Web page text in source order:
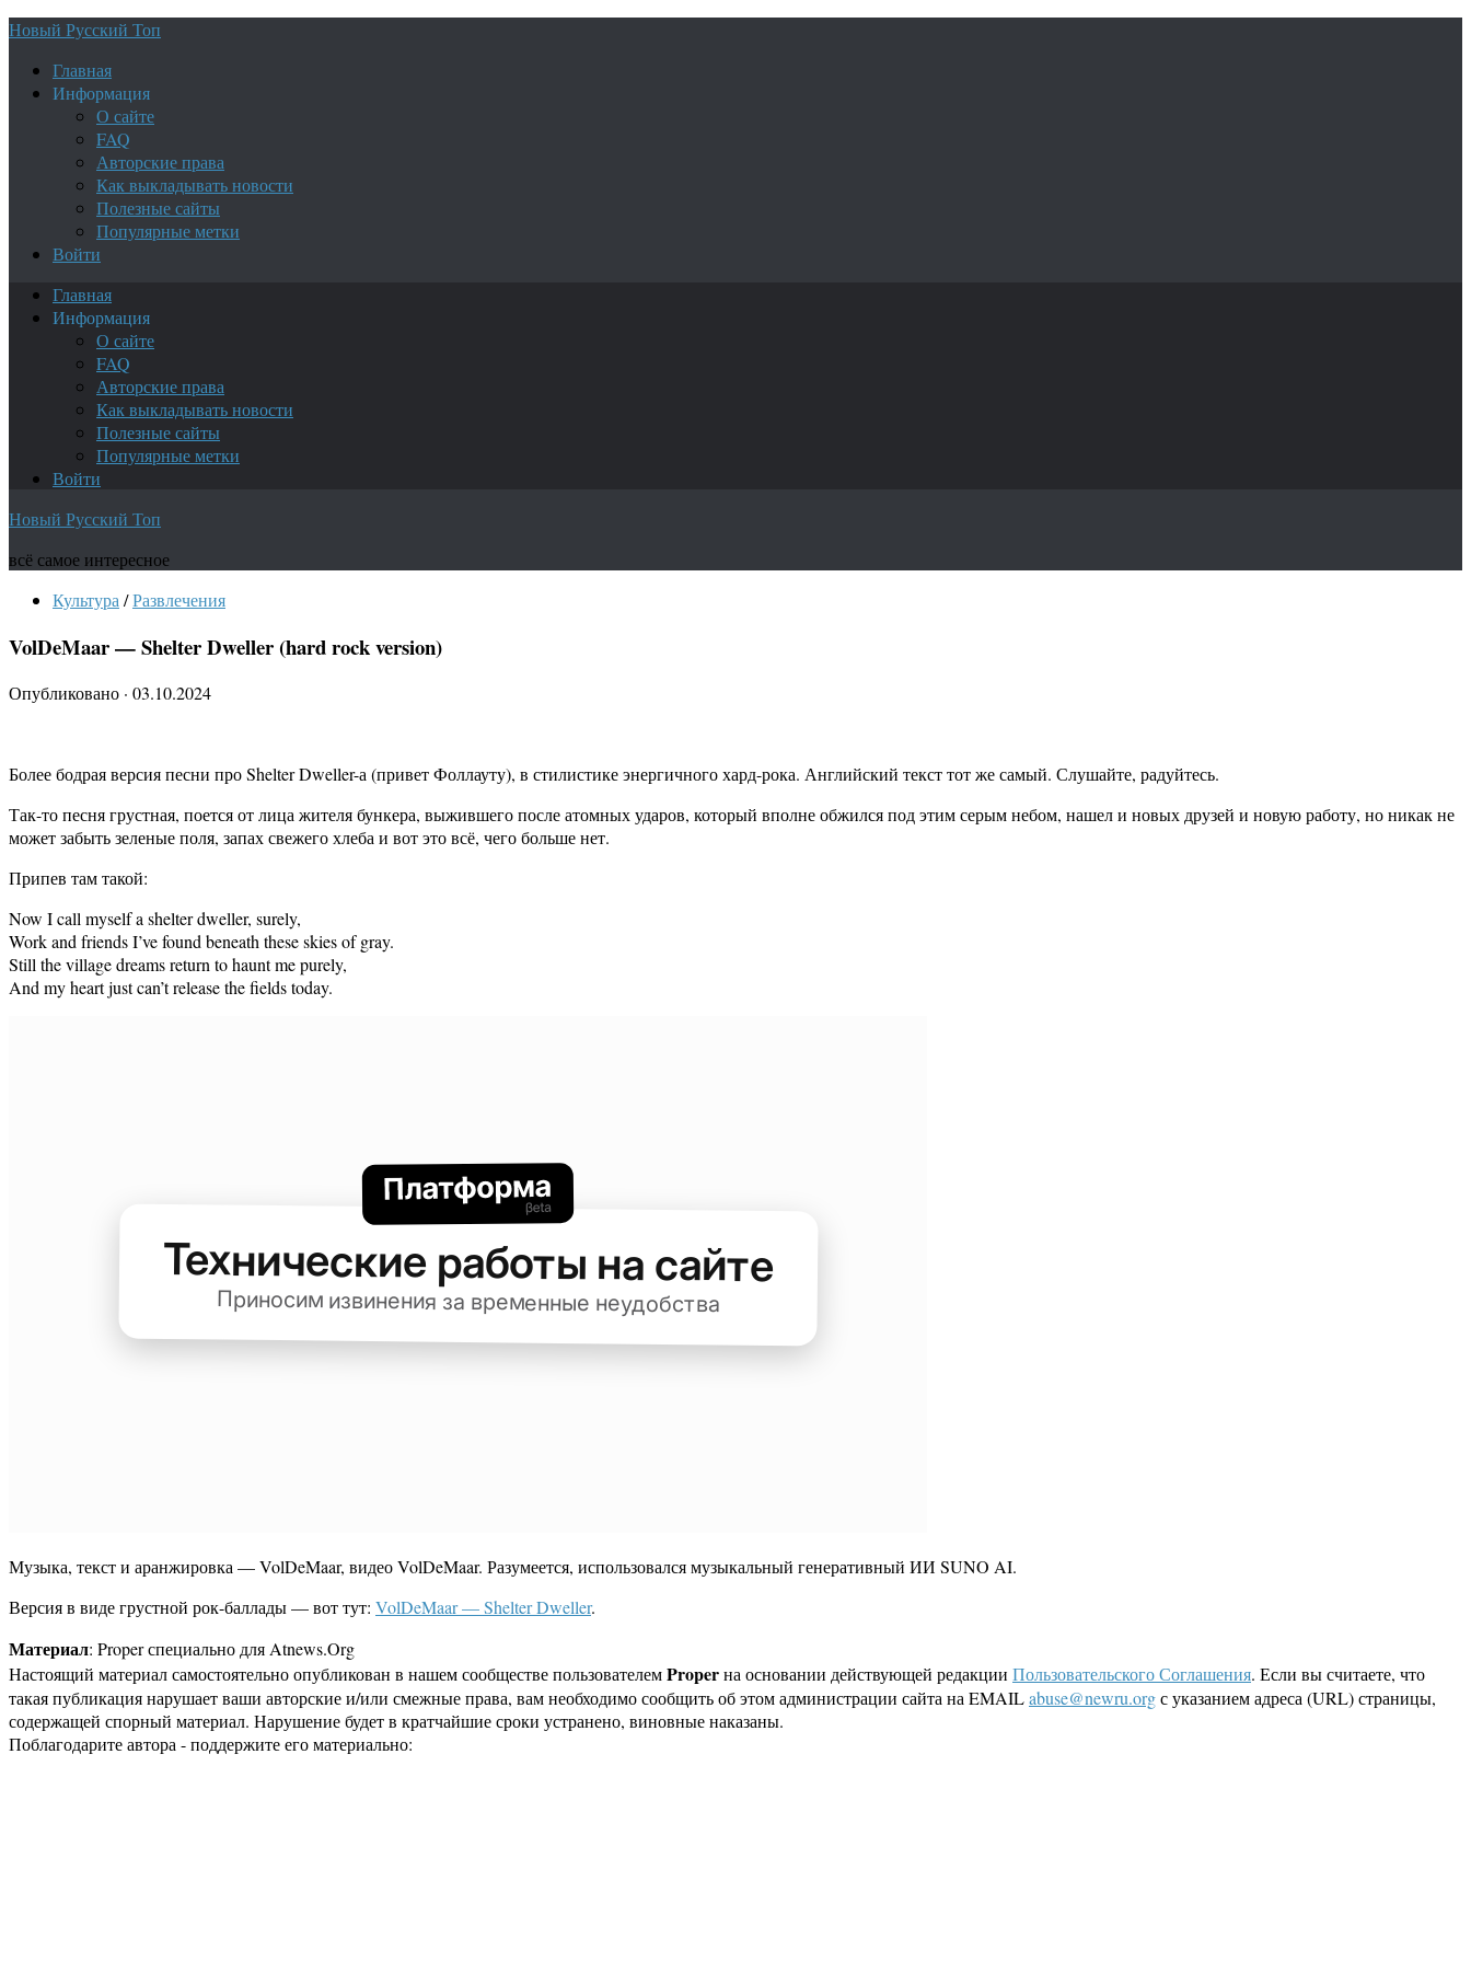
Новый Русский Топ
Главная
Информация
О сайте
FAQ
Авторские права
Как выкладывать новости
Полезные сайты
Популярные метки
Войти
Главная
Информация
О сайте
FAQ
Авторские права
Как выкладывать новости
Полезные сайты
Популярные метки
Войти
Новый Русский Топ
всё самое интересное
Культура /Развлечения
VolDeMaar — Shelter Dweller (hard rock version)
Опубликовано · 03.10.2024
Более бодрая версия песни про Shelter Dweller-а (привет Фоллауту), в стилистике энергичного хард-рока. Английский текст тот же самый. Слушайте, радуйтесь.
Так-то песня грустная, поется от лица жителя бункера, выжившего после атомных ударов, который вполне обжился под этим серым небом, нашел и новых друзей и новую работу, но никак не
может забыть зеленые поля, запах свежего хлеба и вот это всё, чего больше нет.
Припев там такой:
Now I call myself a shelter dweller, surely,
Work and friends I’ve found beneath these skies of gray.
Still the village dreams return to haunt me purely,
And my heart just can’t release the fields today.
Музыка, текст и аранжировка — VolDeMaar, видео VolDeMaar. Разумеется, использовался музыкальный генеративный ИИ SUNO AI.
Версия в виде грустной рок-баллады — вот тут: VolDeMaar — Shelter Dweller.
Материал: Proper специально для Atnews.Org
Настоящий материал самостоятельно опубликован в нашем сообществе пользователемProperна основании действующей редакции Пользовательского Соглашения. Если вы считаете, что
такая публикация нарушает ваши авторские и/или смежные права, вам необходимо сообщить об этом администрации сайта на EMAILabuse@newru.orgс указанием адреса (URL) страницы,
содержащей спорный материал. Нарушение будет в кратчайшие сроки устранено, виновные наказаны.
Поблагодарите автора - поддержите его материально: